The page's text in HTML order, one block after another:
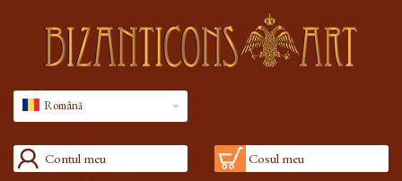
Română
Contul meu Cosul meu